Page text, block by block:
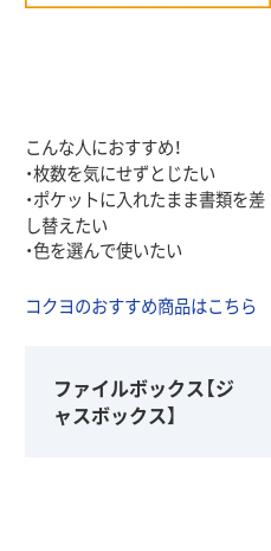
こんな人におすすめ！
・枚数を気にせずとじたい
・ポケットに入れたまま書類を差
し替えたい
・色を選んで使いたい
コクヨのおすすめ商品はこちら
ファイルボックス【ジ
ャスボックス】